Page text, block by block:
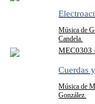
Música de
Candela.
MEC0303
Cuerdas
Música de
González.